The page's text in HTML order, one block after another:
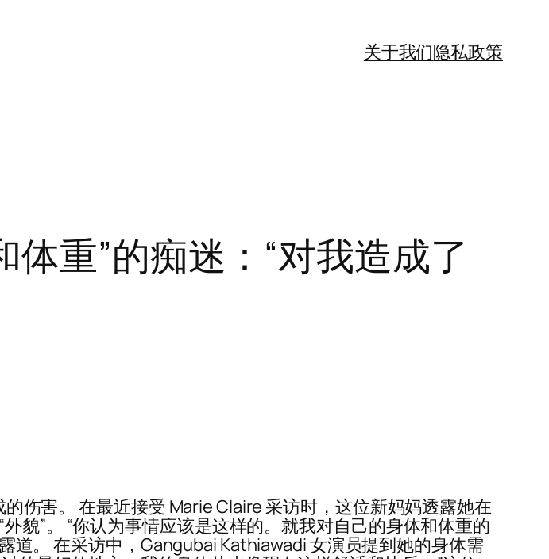
关于我们隐私政策
重”的痴迷：“对我造成了
伤害。 在最近接受 Marie Claire 采访时，这位新妈妈透露她在
貌”。 “你认为事情应该是这样的。就我对自己的身体和体重的
道。 在采访中，Gangubai Kathiawadi 女演员提到她的身体需